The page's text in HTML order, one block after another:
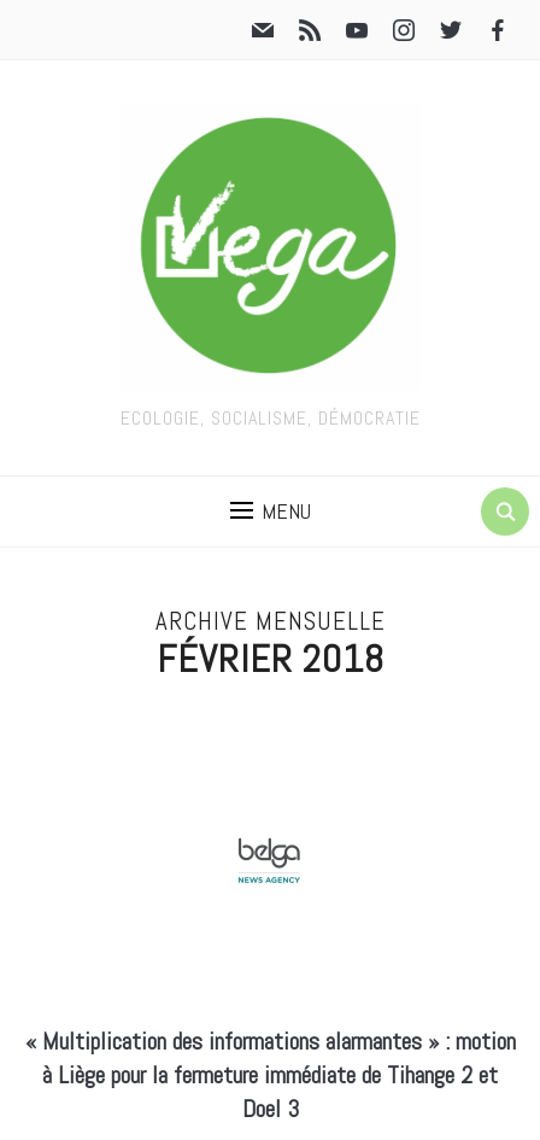
ECOLOGIE, SOCIALISME, DÉMOCRATIE
MENU
ARCHIVE MENSUELLE
FÉVRIER 2018
« Multiplication des informations alarmantes » : motion
à Liège pour la fermeture immédiate de Tihange 2 et
Doel 3